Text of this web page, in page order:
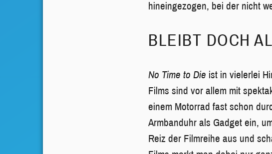
hineingezogen, bei der nicht
BLEIBT DOCH
No Time to Die ist in vielerlei
Films sind vor allem mit
einem Motorrad fast schon
Armbanduhr als Gadget ein,
Reiz der Filmreihe aus und